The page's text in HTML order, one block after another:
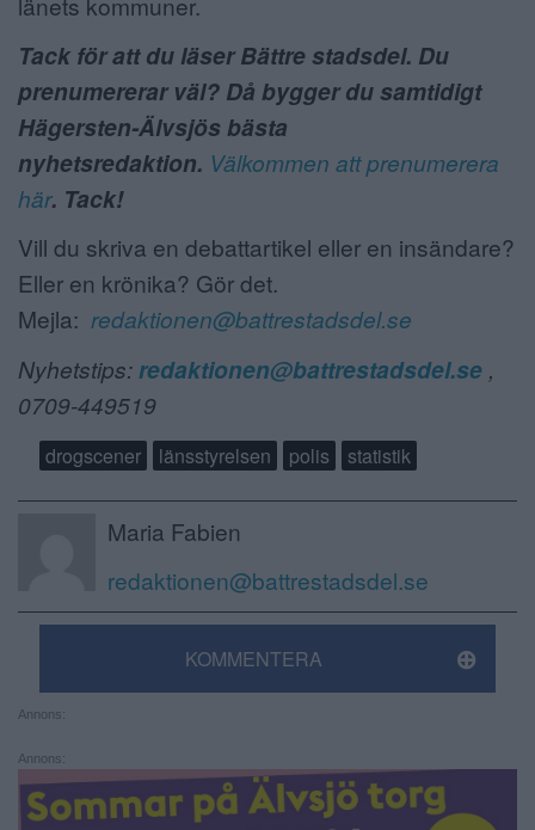
Tack för att du läser Bättre stadsdel. Du
prenumererar väl? Då bygger du samtidigt
Hägersten-Älvsjös bästa
nyhetsredaktion. Välkommen att prenumerera
här. Tack!
Vill du skriva en debattartikel eller en insändare?
Eller en krönika? Gör det.
Mejla: redaktionen@battrestadsdel.se
Nyhetstips: redaktionen@battrestadsdel.se ,
0709-449519
drogscener länsstyrelsen polis statistik
Maria Fabien
redaktionen@battrestadsdel.se
KOMMENTERA
Annons:
Annons: